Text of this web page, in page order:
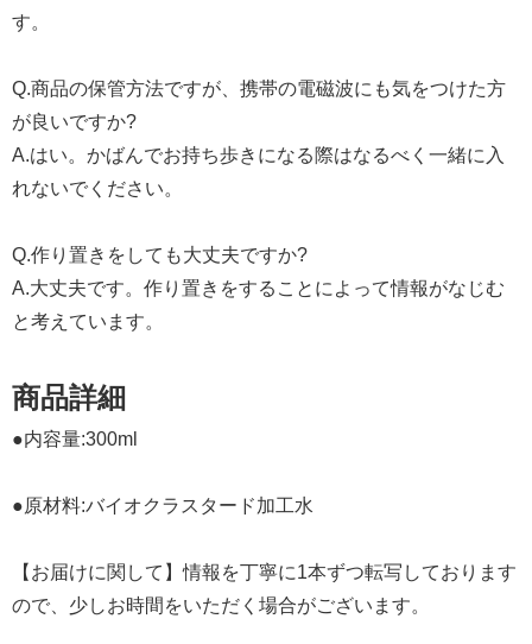
す。
Q.商品の保管方法ですが、携帯の電磁波にも気をつけた方
が良いですか?
A.はい。かばんでお持ち歩きになる際はなるべく一緒に入
れないでください。
Q.作り置きをしても大丈夫ですか?
A.大丈夫です。作り置きをすることによって情報がなじむ
と考えています。
商品詳細
●内容量:300ml
●原材料:バイオクラスタード加工水
【お届けに関して】情報を丁寧に1本ずつ転写しております
ので、少しお時間をいただく場合がございます。